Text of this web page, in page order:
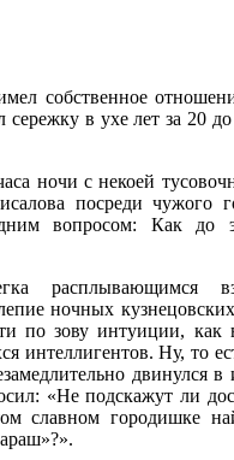
собственное
в ухе лет за 20 до
ночи с некоей
посреди чужого
вопросом: Как до
расплывающимся
ночных
по зову интуиции, как
интеллигентов. Ну, то
двинулся в
«Не подскажут ли
славном городишке